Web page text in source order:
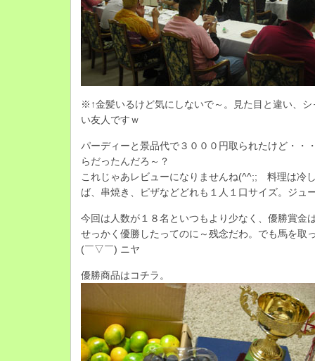
※↑金髪いるけど気にしないで～。見た目と違い、
い友人ですｗ
パーディーと景品代で３０００円取られたけど・・
らだったんだろ～？
これじゃあレビューになりませんね(^^;; 料理は冷
ば、串焼き、ピザなどどれも１人１口サイズ。ジュ
今回は人数が１８名といつもより少なく、優勝賞金
せっかく優勝したってのに～残念だわ。でも馬を取
(￣▽￣) ニヤ
優勝商品はコチラ。